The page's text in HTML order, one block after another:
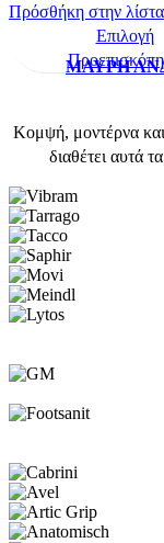
να
ΜΑΥΡΗ
Κομψή, μοντέρνα
διαθέτει αυτά
Πρόσθήκη στην
Επιλογή